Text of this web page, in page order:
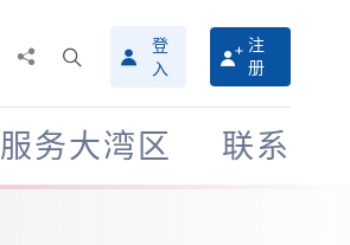
搜
寻
介
面
登
入
注
册
服务大湾区 联系